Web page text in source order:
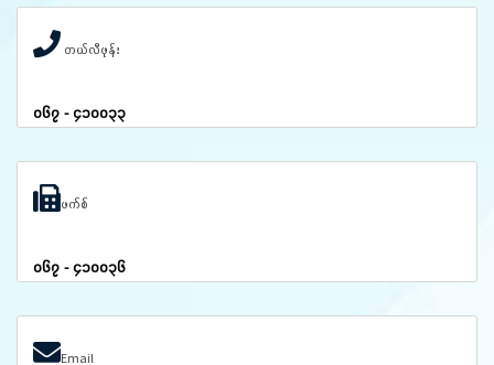
တယ်လီဖုန်း
၀၆၇ - ၄၁၀၀၃၃
ဖက်စ်
၀၆၇ - ၄၁၀၀၃၆
Email